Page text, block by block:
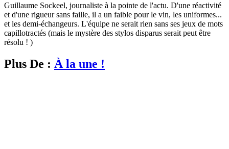
Guillaume Sockeel, journaliste à la pointe de l'actu. D'une réactivité
et d'une rigueur sans faille, il a un faible pour le vin, les uniformes...
et les demi-échangeurs. L'équipe ne serait rien sans ses jeux de mots
capillotractés (mais le mystère des stylos disparus serait peut être
résolu ! )
Plus De : À la une !